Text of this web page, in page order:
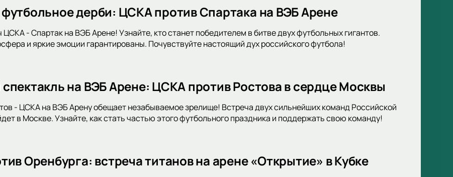
дерби: ЦСКА против Спартака на ВЭБ Арене
ЦСКА - Спартак на ВЭБ Арене! Узнайте, кто станет победителем в битве двух футбольных гигантов.
и яркие эмоции гарантированы. Почувствуйте настоящий дух российского футбола!
на ВЭБ Арене: ЦСКА против Ростова в сердце Москвы
- ЦСКА на ВЭБ Арену обещает незабываемое зрелище! Встреча двух сильнейших команд Российской
в Москве. Узнайте, как стать частью этого футбольного праздника и поддержать свою команду!
Оренбурга: встреча титанов на арене «Открытие» в Кубке